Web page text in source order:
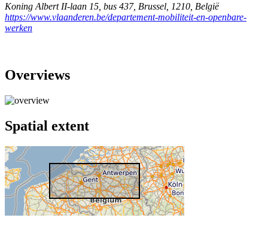
Koning Albert II-laan 15, bus 437, Brussel 1210 België
https://www.vlaanderen.be/departement-mobiliteit-en-openbare-
werken
Overviews
Spatial extent